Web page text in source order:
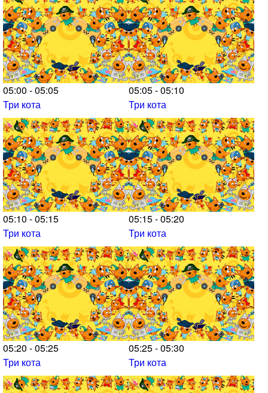
05:00 - 05:05
Три кота
05:05 - 05:10
Три кота
05:10 - 05:15
Три кота
05:15 - 05:20
Три кота
05:20 - 05:25
Три кота
05:25 - 05:30
Три кота